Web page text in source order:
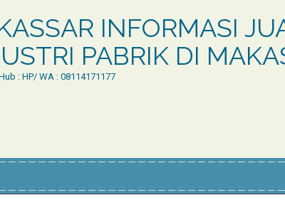
INFORMASI
PABRIK DI
: HP/ WA : 08114171177